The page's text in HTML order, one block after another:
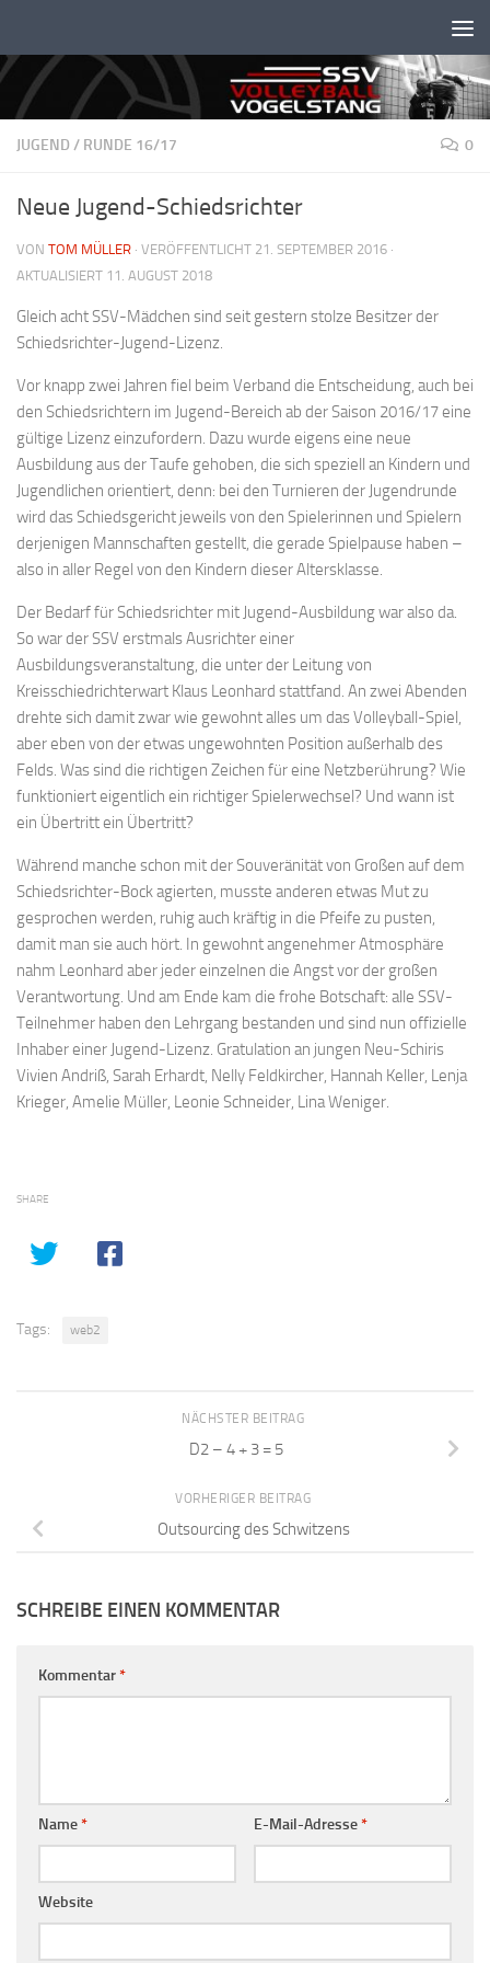
JUGEND / RUNDE 16/17 0
Neue Jugend-Schiedsrichter
VON TOM MÜLLER · VERÖFFENTLICHT 21. SEPTEMBER 2016 ·
AKTUALISIERT 11. AUGUST 2018
Gleich acht SSV-Mädchen sind seit gestern stolze Besitzer der
Schiedsrichter-Jugend-Lizenz.
Vor knapp zwei Jahren fiel beim Verband die Entscheidung, auch bei
den Schiedsrichtern im Jugend-Bereich ab der Saison 2016/17 eine
gültige Lizenz einzufordern. Dazu wurde eigens eine neue
Ausbildung aus der Taufe gehoben, die sich speziell an Kindern und
Jugendlichen orientiert, denn: bei den Turnieren der Jugendrunde
wird das Schiedsgericht jeweils von den Spielerinnen und Spielern
derjenigen Mannschaften gestellt, die gerade Spielpause haben –
also in aller Regel von den Kindern dieser Altersklasse.
Der Bedarf für Schiedsrichter mit Jugend-Ausbildung war also da.
So war der SSV erstmals Ausrichter einer
Ausbildungsveranstaltung, die unter der Leitung von
Kreisschiedrichterwart Klaus Leonhard stattfand. An zwei Abenden
drehte sich damit zwar wie gewohnt alles um das Volleyball-Spiel,
aber eben von der etwas ungewohnten Position außerhalb des
Felds. Was sind die richtigen Zeichen für eine Netzberührung? Wie
funktioniert eigentlich ein richtiger Spielerwechsel? Und wann ist
ein Übertritt ein Übertritt?
Während manche schon mit der Souveränität von Großen auf dem
Schiedsrichter-Bock agierten, musste anderen etwas Mut zu
gesprochen werden, ruhig auch kräftig in die Pfeife zu pusten,
damit man sie auch hört. In gewohnt angenehmer Atmosphäre
nahm Leonhard aber jeder einzelnen die Angst vor der großen
Verantwortung. Und am Ende kam die frohe Botschaft: alle SSV-
Teilnehmer haben den Lehrgang bestanden und sind nun offizielle
Inhaber einer Jugend-Lizenz. Gratulation an jungen Neu-Schiris
Vivien Andriß, Sarah Erhardt, Nelly Feldkircher, Hannah Keller, Lenja
Krieger, Amelie Müller, Leonie Schneider, Lina Weniger.
SHARE
Tags: web2
NÄCHSTER BEITRAG
D2 – 4 + 3 = 5
VORHERIGER BEITRAG
Outsourcing des Schwitzens
SCHREIBE EINEN KOMMENTAR
Kommentar*
Name* E-Mail-Adresse*
Website